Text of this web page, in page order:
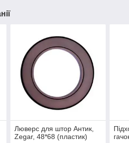
Люверс для штор Антик,
Zegar, 48*68 (пластик)